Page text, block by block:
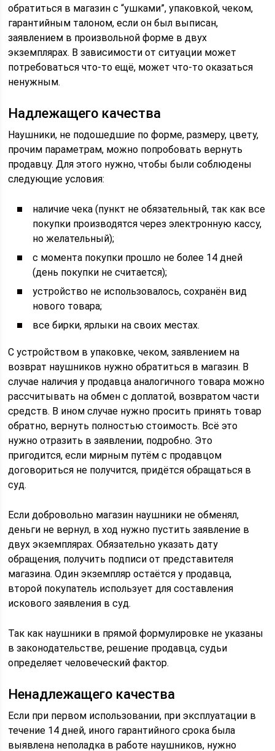
обратиться в магазин с “ушками”, упаковкой, чеком,
гарантийным талоном, если он был выписан,
заявлением в произвольной форме в двух
экземплярах. В зависимости от ситуации может
потребоваться что-то ещё, может что-то оказаться
ненужным.
Надлежащего качества
Наушники, не подошедшие по форме, размеру, цвету,
прочим параметрам, можно попробовать вернуть
продавцу. Для этого нужно, чтобы были соблюдены
следующие условия:
наличие чека (пункт не обязательный, так как все
покупки производятся через электронную кассу,
но желательный);
с момента покупки прошло не более 14 дней
(день покупки не считается);
устройство не использовалось, сохранён вид
нового товара;
все бирки, ярлыки на своих местах.
С устройством в упаковке, чеком, заявлением на
возврат наушников нужно обратиться в магазин. В
случае наличия у продавца аналогичного товара можно
рассчитывать на обмен с доплатой, возвратом части
средств. В ином случае нужно просить принять товар
обратно, вернуть полностью стоимость. Всё это
нужно отразить в заявлении, подробно. Это
пригодится, если мирным путём с продавцом
договориться не получится, придётся обращаться в
суд.
Если добровольно магазин наушники не обменял,
деньги не вернул, в ход нужно пустить заявление в
двух экземплярах. Обязательно указать дату
обращения, получить подписи от представителя
магазина. Один экземпляр остаётся у продавца,
второй покупатель использует для составления
искового заявления в суд.
Так как наушники в прямой формулировке не указаны
в законодательстве, решение продавца, судьи
определяет человеческий фактор.
Ненадлежащего качества
Если при первом использовании, при эксплуатации в
течение 14 дней, иного гарантийного срока была
выявлена неполадка в работе наушников, нужно